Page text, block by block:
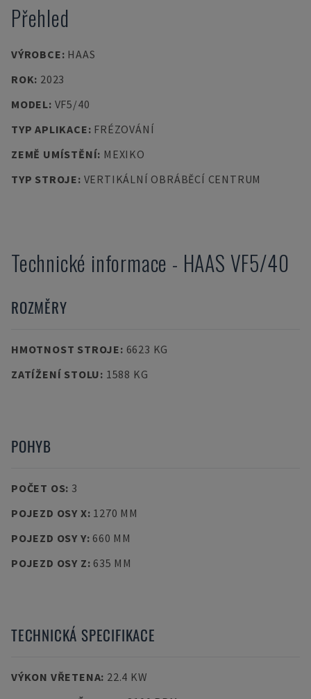
Přehled
VÝROBCE: HAAS
ROK: 2023
MODEL: VF5/40
TYP APLIKACE: FRÉZOVÁNÍ
ZEMĚ UMÍSTĚNÍ: MEXIKO
TYP STROJE: VERTIKÁLNÍ OBRÁBĚCÍ CENTRUM
Technické informace - HAAS VF5/40
ROZMĚRY
HMOTNOST STROJE: 6623 KG
ZATÍŽENÍ STOLU: 1588 KG
POHYB
POČET OS: 3
POJEZD OSY X: 1270 MM
POJEZD OSY Y: 660 MM
POJEZD OSY Z: 635 MM
TECHNICKÁ SPECIFIKACE
VÝKON VŘETENA: 22.4 KW